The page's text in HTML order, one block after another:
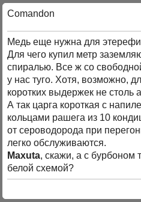
Comandon
Медь еще нужна для
Для чего купил метр
спиралью. Все ж со
у нас туго. Хотя, возможно,
коротких выдержек не столь
А так царга короткая с
кольцами рашега из 10
от сероводорода при
легко обслуживаются.
Maxuta, скажи, а с бурбоном
белой схемой?